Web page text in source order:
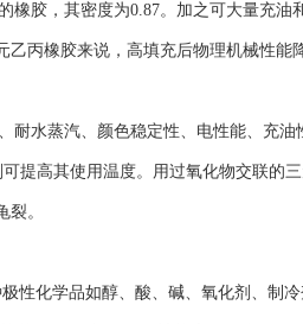
胶，其密度为0.87。加之可大量充油
丙橡胶来说，高填充后物理机械性能
水蒸汽、颜色稳定性、电性能、充油
提高其使用温度。用过氧化物交联的
。
化学品如醇、酸、碱、氧化剂、制冷